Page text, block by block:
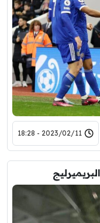
2023/02/11 - 18:28